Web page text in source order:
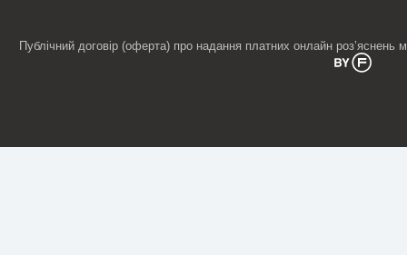
Публічний договір (оферта) про надання платних онлайн роз’яснень